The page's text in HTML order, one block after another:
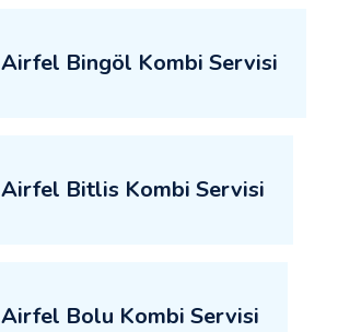
Airfel Bingöl Kombi Servisi
Airfel Bitlis Kombi Servisi
Airfel Bolu Kombi Servisi